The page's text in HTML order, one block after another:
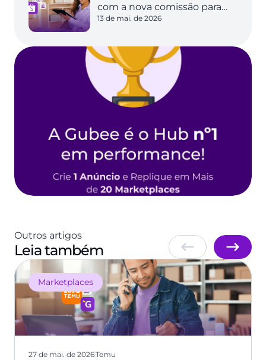
com a nova comissão para
vendedores
13 de mai. de 2026
Outros artigos
Leia também
Marketplaces
27 de mai. de 2026Temu